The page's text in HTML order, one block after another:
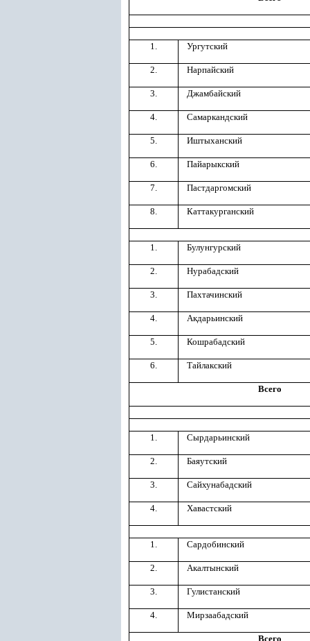
1. Ургутский
2. Нарпайский
3. Джамбайский
4. Самаркандский
5. Иштыханский
6. Пайарыкский
7. Пастдаргомский
8. Каттакурганский
1. Булунгурский
2. Нурабадский
3. Пахтачинский
4. Акдарьинский
5. Кошрабадский
6. Тайлакский
Всего
1. Сырдарьинский
2. Баяутский
3. Сайхунабадский
4. Хавастский
1. Сардобинский
2. Акалтынский
3. Гулистанский
4. Мирзаабадский
Всего